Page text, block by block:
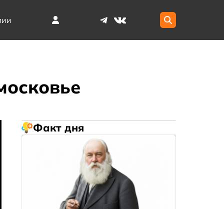
Факт дня